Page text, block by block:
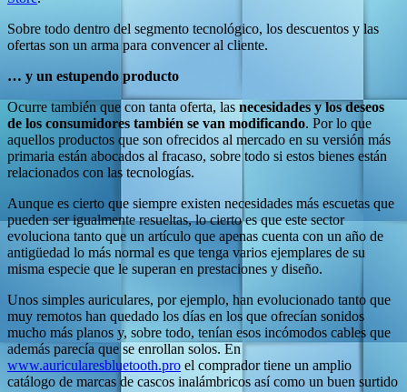
Sobre todo dentro del segmento tecnológico, los descuentos y las
ofertas son un arma para convencer al cliente.
… y un estupendo producto
Ocurre también que con tanta oferta, las necesidades y los deseos
de los consumidores también se van modificando. Por lo que
aquellos productos que son ofrecidos al mercado en su versión más
primaria están abocados al fracaso, sobre todo si estos bienes están
relacionados con las tecnologías.
Aunque es cierto que siempre existen necesidades más escuetas que
pueden ser igualmente resueltas, lo cierto es que este sector
evoluciona tanto que un artículo que apenas cuenta con un año de
antigüedad lo más normal es que tenga varios ejemplares de su
misma especie que le superan en prestaciones y diseño.
Unos simples auriculares, por ejemplo, han evolucionado tanto que
muy remotos han quedado los días en los que ofrecían sonidos
mucho más planos y, sobre todo, tenían esos incómodos cables que
además parecía que se enrollan solos. En
www.auricularesbluetooth.pro el comprador tiene un amplio
catálogo de marcas de cascos inalámbricos así como un buen surtido